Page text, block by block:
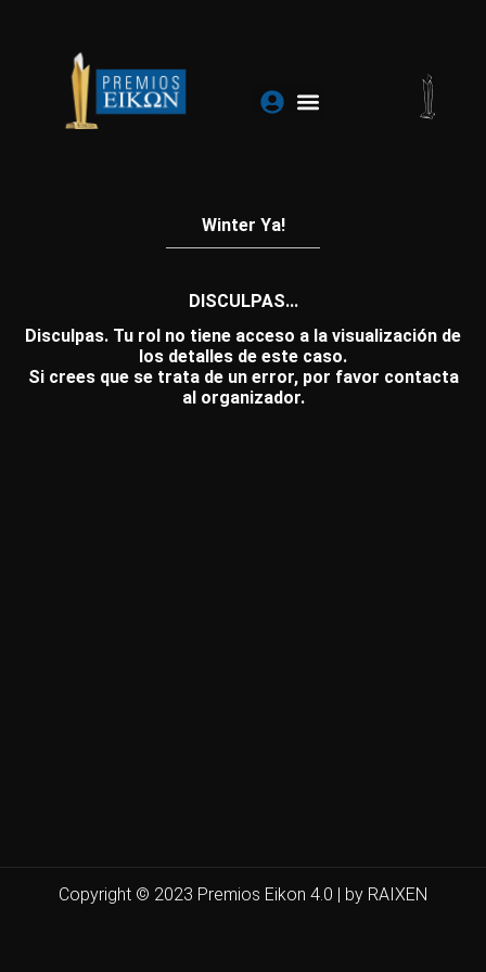
contenido
Winter Ya!
DISCULPAS...
Disculpas. Tu rol no tiene acceso a la visualización de
los detalles de este caso.
Si crees que se trata de un error, por favor contacta
al organizador.
Copyright © 2023 Premios Eikon 4.0 | by RAIXEN